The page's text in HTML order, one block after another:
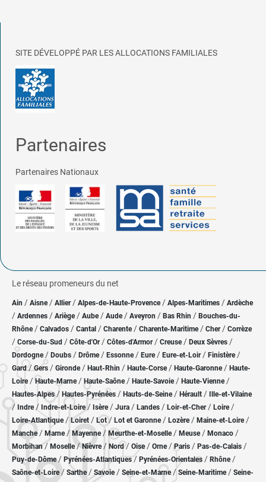
SITE DÉVELOPPÉ PAR LES ALLOCATIONS FAMILIALES
Partenaires
Partenaires Nationaux
Le réseau promeneurs du net
Ain / Aisne/ Allier/ Alpes-de-Haute-Provence / Alpes-Maritimes / Ardèche
/ Ardennes / Ariège/ Aube/ Aude / Aveyron / Bas Rhin / Bouches-du-
Rhône/ Calvados / Cantal / Charente / Charente-Maritime/ Cher / Corrèze
/ Corse-du-Sud / Côte-d'Or / Côtes-d'Armor/ Creuse/ Deux Sèvres /
Dordogne/ Doubs / Drôme/ Essonne / Eure/ Eure-et-Loir / Finistère/
Gard/Gers / Gironde/ Haut-Rhin / Haute-Corse/ Haute-Garonne/ Haute-
Loire/Haute-Marne/ Haute-Saône/ Haute-Savoie/ Haute-Vienne/
Hautes-Alpes/ Hautes-Pyrénées / Hauts-de-Seine/ Hérault / Ille-et-Vilaine
/ Indre/ Indre-et-Loire/ Isère/ Jura / Landes / Loir-et-Cher/ Loire/
Loire-Atlantique/ Loiret / Lot/ Lot et Garonne/ Lozère / Maine-et-Loire/
Manche/ Marne/ Mayenne/ Meurthe-et-Moselle/ Meuse/ Monaco /
Morbihan/ Moselle/ Nièvre / Nord/ Oise / Orne/Paris / Pas-de-Calais /
Puy-de-Dôme/ Pyrénées-Atlantiques / Pyrénées-Orientales / Rhône/
Saône-et-Loire/ Sarthe/ Savoie/ Seine-et-Marne/ Seine-Maritime/ Seine-